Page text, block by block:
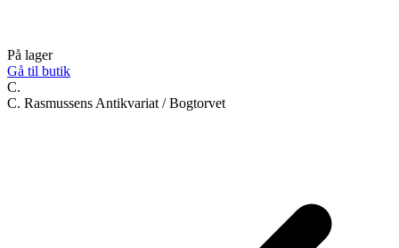
På lager
Gå til butik
C.
C. Rasmussens Antikvariat / Bogtorvet